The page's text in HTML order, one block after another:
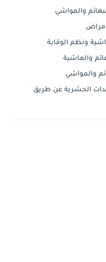
والمواشي
ونظم الوقاية
والماشية
والمواشي
الحشرية عن طريق